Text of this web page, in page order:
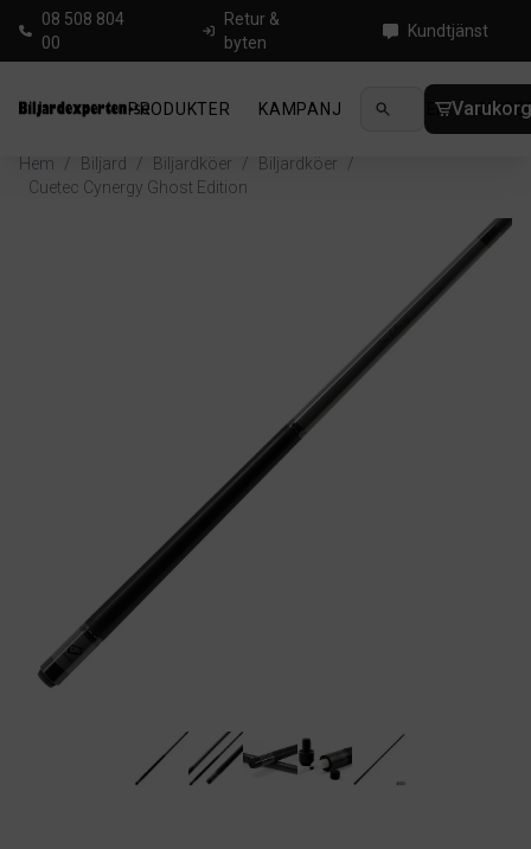
08 508 804
00
Retur &
byten
Kundtjänst
PRODUKTER KAMPANJ NYHETER
Hem / Biljard / Biljardköer / Biljardköer
/
Cuetec Cynergy Ghost Edition